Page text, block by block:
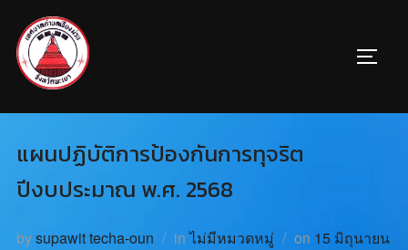
แผนปฏิบัติการป้องกันการทุจริต
ปีงบประมาณ พ.ศ. 2568
bysupawit techa-oun inไม่มีหมวดหมู่ on 15 มิถุนายน